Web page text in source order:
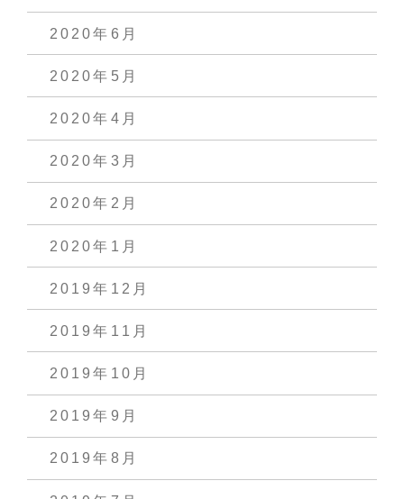
2020年6月
2020年5月
2020年4月
2020年3月
2020年2月
2020年1月
2019年12月
2019年11月
2019年10月
2019年9月
2019年8月